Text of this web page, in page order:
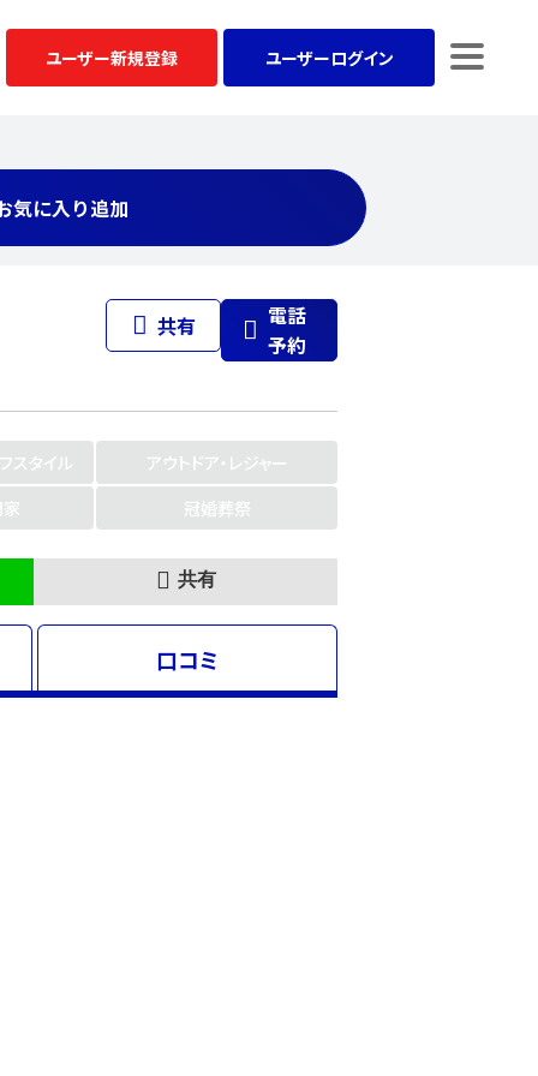
ユーザー新規登録 ユーザーログイン
気に入り追加
共有
電話
予約
スタイル
アウトドア・レジャー
冠婚葬祭
共有
口コミ